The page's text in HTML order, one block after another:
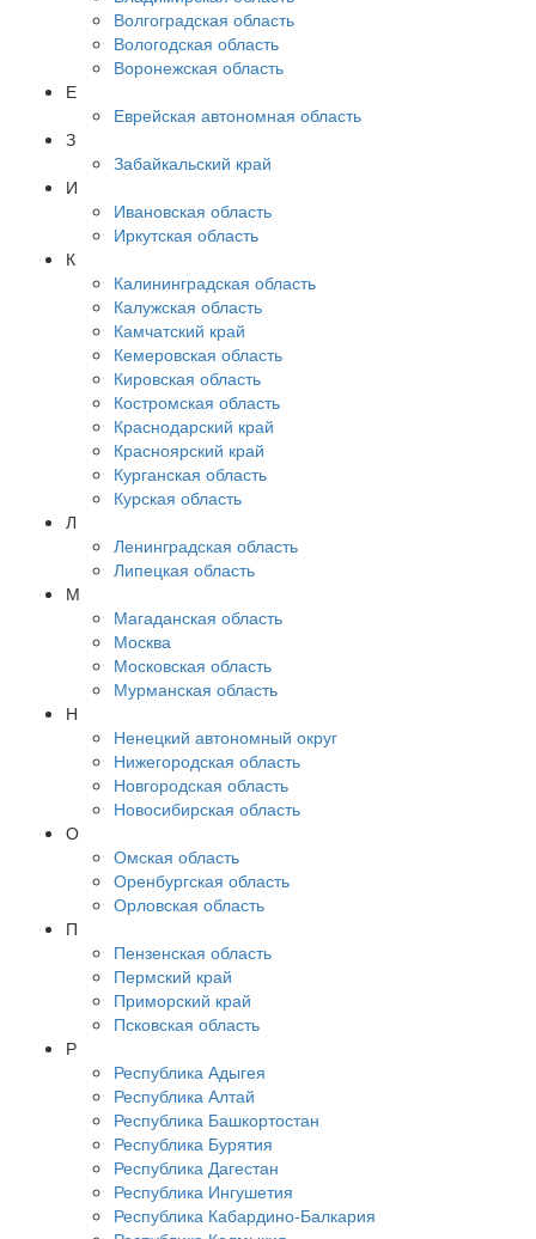
Волгоградская область
Вологодская область
Воронежская область
Е
Еврейская автономная область
З
Забайкальский край
И
Ивановская область
Иркутская область
К
Калининградская область
Калужская область
Камчатский край
Кемеровская область
Кировская область
Костромская область
Краснодарский край
Красноярский край
Курганская область
Курская область
Л
Ленинградская область
Липецкая область
М
Магаданская область
Москва
Московская область
Мурманская область
Н
Ненецкий автономный округ
Нижегородская область
Новгородская область
Новосибирская область
О
Омская область
Оренбургская область
Орловская область
П
Пензенская область
Пермский край
Приморский край
Псковская область
Р
Республика Адыгея
Республика Алтай
Республика Башкортостан
Республика Бурятия
Республика Дагестан
Республика Ингушетия
Республика Кабардино-Балкария